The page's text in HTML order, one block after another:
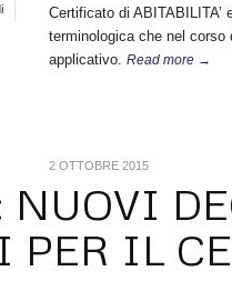
Certificato di ABITABILITA’
terminologica che nel corso
applicativo. Read more →
NUOVI
PER IL
2 OTTOBRE 2015